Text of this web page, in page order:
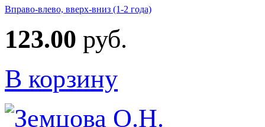
Вправо-влево, вверх-вниз (1-2 года)
123.00 руб.
В корзину